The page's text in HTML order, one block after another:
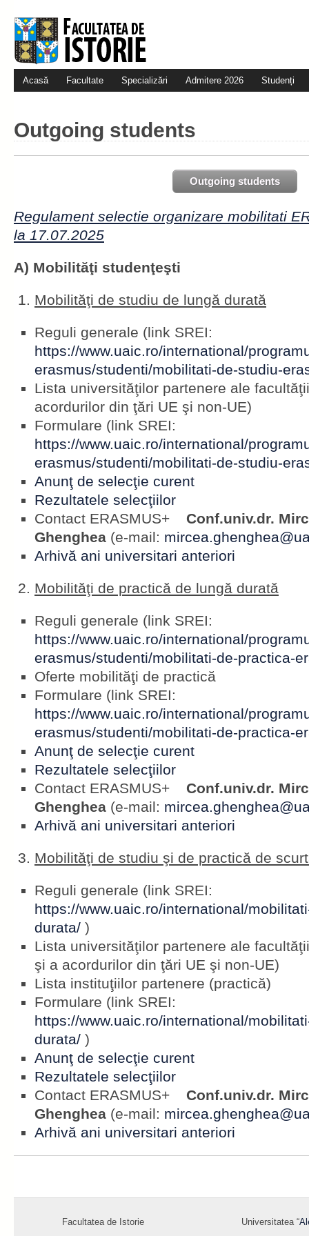
Acasă Facultate Specializări Admitere 2026 Studenți
Outgoing students
Outgoing students
Regulament selectie organizare mobilitati
la 17.07.2025
A) Mobilităţi studenţeşti
Mobilităţi de studiu de lungă durată
Reguli generale (link SREI:
https://www.uaic.ro/international/
erasmus/studenti/mobilitati-de-studiu-
Lista universităţilor partenere ale
acordurilor din ţări UE şi non-UE)
Formulare (link SREI:
https://www.uaic.ro/international/
erasmus/studenti/mobilitati-de-studiu-
Anunţ de selecţie curent
Rezultatele selecţiilor
Contact ERASMUS+
Conf.univ.dr.
Ghenghea (e-mail:
Arhivă ani universitari anteriori
Mobilităţi de practică de lungă durată
Reguli generale (link SREI:
https://www.uaic.ro/international/
erasmus/studenti/mobilitati-de-practica-
Oferte mobilităţi de practică
Formulare (link SREI:
https://www.uaic.ro/international/
erasmus/studenti/mobilitati-de-practica-
Anunţ de selecţie curent
Rezultatele selecţiilor
Contact ERASMUS+
Conf.univ.dr.
Ghenghea (e-mail:
Arhivă ani universitari anteriori
Mobilităţi de studiu şi de practică de
Reguli generale (link SREI:
https://www.uaic.ro/international/
durata/ )
Lista universităţilor partenere ale
şi a acordurilor din ţări UE şi non-UE)
Lista instituţiilor partenere (practică)
Formulare (link SREI:
https://www.uaic.ro/international/
durata/ )
Anunţ de selecţie curent
Rezultatele selecţiilor
Contact ERASMUS+
Conf.univ.dr.
Ghenghea (e-mail:
Arhivă ani universitari anteriori
Facultatea de Istorie Universitatea “